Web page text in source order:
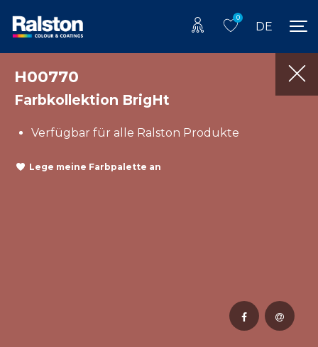
0
DE
H00770
Farbkollektion BrigHt
Verfügbar für alle Ralston Produkte
Lege meine Farbpalette an